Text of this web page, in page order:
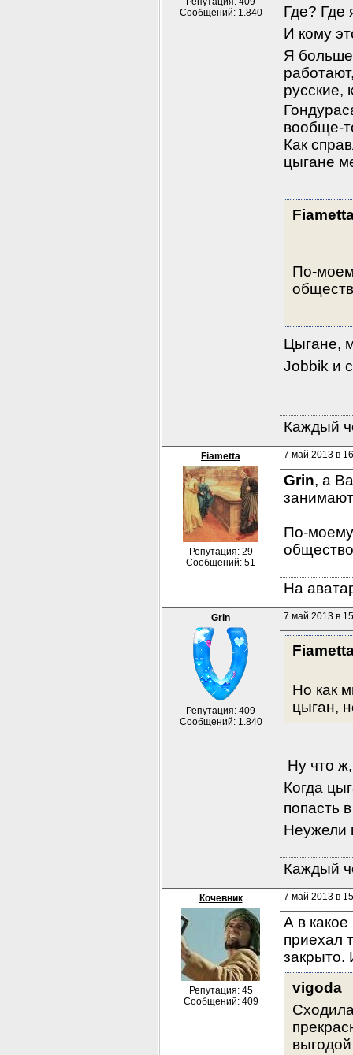
Сообщений: 1.840
Где? Где
И кому
Я больше
русские,
вообще-
Как
цыгане
По-
Цыгане,
Jobbik и
Каждый
Fiametta
Репутация: 29
Сообщений: 51
7 май 2013 в
Grin, а
По-моему
На
Grin
Репутация: 409
Сообщений: 1.840
7 май 2013 в
Но как
цыган,
Ну что
Когда
попасть
Неужели
Каждый
Кочевник
Репутация: 45
Сообщений: 409
7 май 2013 в
А в
приехал
закрыто.
vigoda